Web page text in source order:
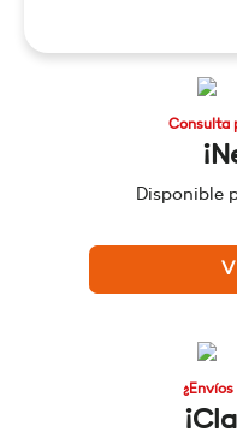
Consulta
Disponible